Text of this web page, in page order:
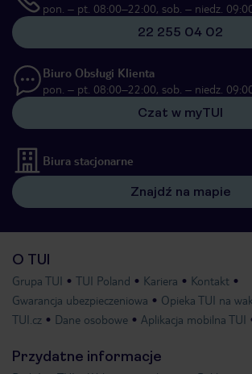
pon. – pt. 08:00–22:00, sob. – niedz.
22 255 04 02
Biuro Obsługi Klienta
pon. – pt. 08:00–22:00, sob. – niedz.
Czat w myTUI
Biura stacjonarne
Znajdź na mapie
O TUI
Grupa TUI TUI Poland Kariera
Kontakt
Gwarancja ubezpieczeniowa
Opieka TUI na
TUI.cz
Dane osobowe Aplikacja mobilna TUI
Przydatne informacje